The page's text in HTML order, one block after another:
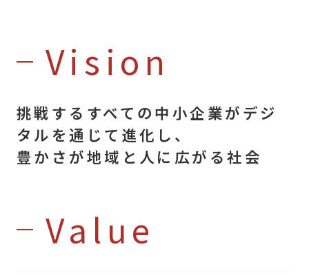
Vision
挑戦するすべての中小企業がデジ
タルを通じて進化し、
豊かさが地域と人に広がる社会
Value